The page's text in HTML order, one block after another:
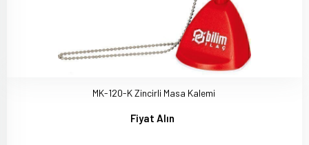
MK-120-K Zincirli Masa Kalemi
Fiyat Alın